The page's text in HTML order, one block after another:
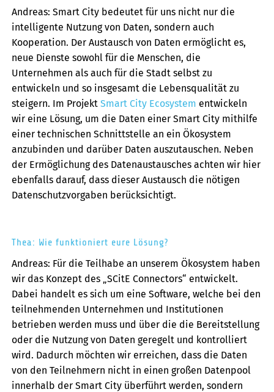
Andreas: Smart City bedeutet für uns nicht nur die
intelligente Nutzung von Daten, sondern auch
Kooperation. Der Austausch von Daten ermöglicht es,
neue Dienste sowohl für die Menschen, die
Unternehmen als auch für die Stadt selbst zu
entwickeln und so insgesamt die Lebensqualität zu
steigern. Im ProjektSmart City Ecosystem entwickeln
wir eine Lösung, um die Daten einer Smart City mithilfe
einer technischen Schnittstelle an ein Ökosystem
anzubinden und darüber Daten auszutauschen. Neben
der Ermöglichung des Datenaustausches achten wir hier
ebenfalls darauf, dass dieser Austausch die nötigen
Datenschutzvorgaben berücksichtigt.
Thea: Wie funktioniert eure Lösung?
Andreas: Für die Teilhabe an unserem Ökosystem haben
wir das Konzept des „SCitE Connectors“ entwickelt.
Dabei handelt es sich um eine Software, welche bei den
teilnehmenden Unternehmen und Institutionen
betrieben werden muss und über die die Bereitstellung
oder die Nutzung von Daten geregelt und kontrolliert
wird. Dadurch möchten wir erreichen, dass die Daten
von den Teilnehmern nicht in einen großen Datenpool
innerhalb der Smart City überführt werden, sondern